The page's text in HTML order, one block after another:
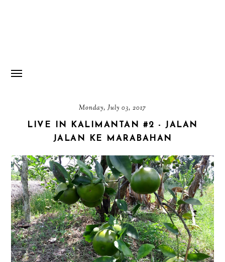
Monday, July 03, 2017
LIVE IN KALIMANTAN #2 - JALAN
JALAN KE MARABAHAN